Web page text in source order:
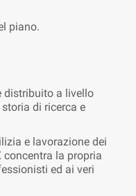
piano.
distribuito a livello
di ricerca e
e lavorazione dei
concentra la propria
ed ai veri